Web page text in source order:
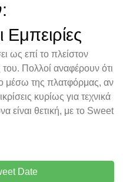
ως επί το πλείστον
Πολλοί αναφέρουν ότι
μέσω της πλατφόρμας, αν
κυρίως για τεχνικά
είναι θετική, με το Sweet
Date